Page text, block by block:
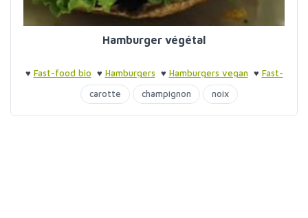
Hamburger végétal
♥ Fast-food bio ♥ Hamburgers ♥ Hamburgers vegan ♥ Fast-
food bio
carotte champignon noix